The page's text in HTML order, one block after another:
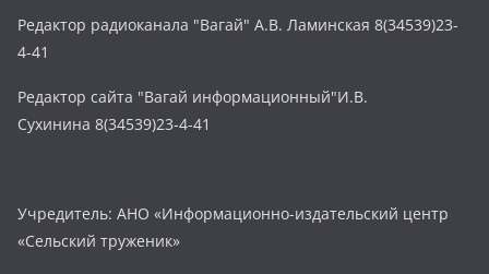
Редактор радиоканала "Вагай" А.В. Ламинская 8(34539)23-
4-41
Редактор сайта "Вагай информационный"И.В.
Сухинина 8(34539)23-4-41
Учредитель: АНО «Информационно-издательский центр
«Сельский труженик»